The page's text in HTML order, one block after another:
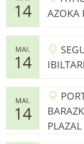
14
AZOKA
MAI.
14
MAI.
14